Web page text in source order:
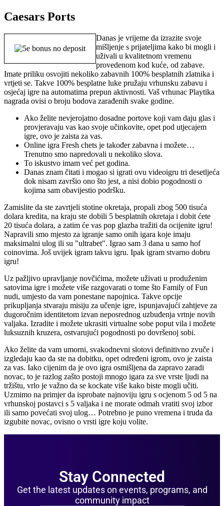
Caesars Ports
Danas je vrijeme da izrazite svoje
mišljenje s prijateljima kako bi mogli i
uživali u kvalitetnom vremenu
provedenom kod kuće, od zabave.
Imate priliku osvojiti nekoliko zabavnih 100% besplatnih zlatnika i
vrtjeti se. Takve 100% besplatne luke pružaju vrhunsku zabavu i
osjećaj igre na automatima prepun aktivnosti. Vaš vrhunac Playtika
nagrada ovisi o broju bodova zarađenih svake godine.
Ako želite nevjerojatno dosadne portove koji vam daju glas i
provjeravaju vas kao svoje učinkovite, opet pod utjecajem
igre, ovo je zaista za vas.
Online igra Fresh chets je također zabavna i možete…
Trenutno smo napredovali u nekoliko slova.
To iskustvo imam već pet godina.
Danas znam čitati i mogao si igrati ovu videoigru tri desetljeća
dok nisam završio ono što jest, a nisi dobio pogodnosti o
kojima sam obavijestio podršku.
Zamislite da ste zavrtjeli stotine okretaja, propali zbog 500 tisuća
dolara kredita, na kraju ste dobili 5 besplatnih okretaja i dobit ćete
20 tisuća dolara, a zatim će vas pop glazba tražiti da ocijenite igru!
Napravili smo mjesto za igranje samo onih igara koje imaju
maksimalni ulog ili su "ultrabet". Igrao sam 3 dana u samo hof
coinovima. Još uvijek igram takvu igru. Ipak igram stvarno dobru
igru!
Uz pažljivo upravljanje novčićima, možete uživati ​​u produženim
satovima igre i možete više razgovarati o tome što Family of Fun
nudi, umjesto da vam ponestane napojnica. Takve opcije
prikupljanja stvaraju misiju za učenje igre, ispunjavajući zahtjeve za
dugoročnim identitetom izvan neposrednog uzbuđenja vrtnje novih
valjaka. Izradite i možete ukrasiti virtualne sobe poput vila i možete
luksuznih kruzera, ostvarujući pogodnosti po dovršenoj sobi.
Ako želite da vam umorni, svakodnevni slotovi definitivno zvuče i
izgledaju kao da ste na dobitku, opet određeni igrom, ovo je zaista
za vas. Iako cijenim da je ovo igra osmišljena da zapravo zaradi
novac, to je razlog zašto postoji mnogo igara za sve vrste ljudi na
tržištu, vrlo je važno da se kockate više kako biste mogli učiti.
Uzmimo na primjer da isprobate najnoviju igru ​​s ocjenom 5 od 5 na
vrhunskoj postavci s 5 valjaka i ne morate odmah vratiti svoj izbor
ili samo povećati svoj ulog… Potrebno je puno vremena i truda da
izgubite novac, ovisno o vrsti igre koju volite.
Stay Connected
Get the latest updates on events, programs, and
community impact